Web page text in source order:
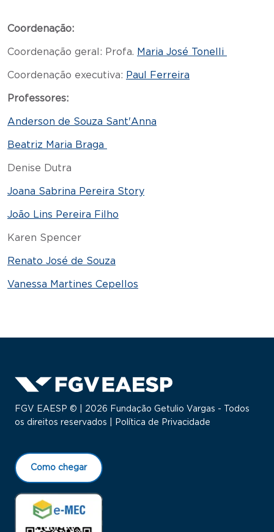
Coordenação:
Coordenação geral: Profa. Maria José Tonelli
Coordenação executiva: Paul Ferreira
Professores:
Anderson de Souza Sant'Anna
Beatriz Maria Braga
Denise Dutra
Joana Sabrina Pereira Story
João Lins Pereira Filho
Karen Spencer
Renato José de Souza
Vanessa Martines Cepellos
FGV EAESP © | 2026 Fundação Getulio Vargas - Todos
os direitos reservados |
Política de Privacidade
Como chegar